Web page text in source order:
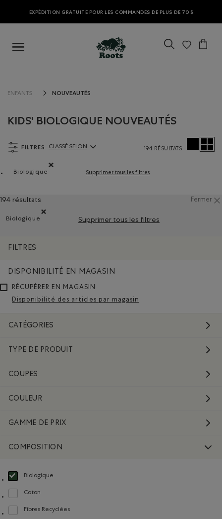
EXPÉDITION GRATUITE POUR LES COMMANDES DE PLUS DE 70 $
ENFANTS NOUVEAUTÉS
KIDS' BIOLOGIQUE NOUVEAUTÉS
FILTRES
Biologique
Supprimer tous les filtres
ClassÃ© selon Articles:
CLASSÉ SELON 194 RÉSULTATS
194 résultats Fermer
Biologique
Supprimer le filtre Classé selon Composition :
Supprimer tous les filtres
FILTRES
DISPONIBILITÉ EN MAGASIN
RÉCUPÉRER EN MAGASIN
Disponibilité des articles par magasin
CATÉGORIES
TYPE DE PRODUIT
COUPES
COULEUR
GAMME DE PRIX
COMPOSITION
Biologique
Choisir Classé selon Composition :
Coton
Classer selon Composition : Coton(Cotton)
Fibres Recyclées
Classer selon Composition : FibresRecyclées(RecycledFibres)